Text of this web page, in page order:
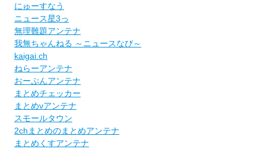
にゅーすなう
ニュース星3っ
無理難題アンテナ
我無ちゃんねる ～ニュースなび～
kaigai.ch
ねらーアンテナ
おーぷんアンテナ
まとめチェッカー
まとめνアンテナ
スモールタウン
2chまとめのまとめアンテナ
まとめくすアンテナ